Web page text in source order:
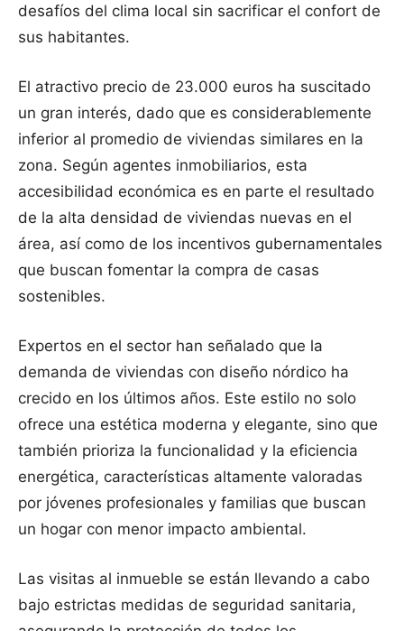
desafíos del clima local sin sacrificar el confort de
sus habitantes.
El atractivo precio de 23.000 euros ha suscitado
un gran interés, dado que es considerablemente
inferior al promedio de viviendas similares en la
zona. Según agentes inmobiliarios, esta
accesibilidad económica es en parte el resultado
de la alta densidad de viviendas nuevas en el
área, así como de los incentivos gubernamentales
que buscan fomentar la compra de casas
sostenibles.
Expertos en el sector han señalado que la
demanda de viviendas con diseño nórdico ha
crecido en los últimos años. Este estilo no solo
ofrece una estética moderna y elegante, sino que
también prioriza la funcionalidad y la eficiencia
energética, características altamente valoradas
por jóvenes profesionales y familias que buscan
un hogar con menor impacto ambiental.
Las visitas al inmueble se están llevando a cabo
bajo estrictas medidas de seguridad sanitaria,